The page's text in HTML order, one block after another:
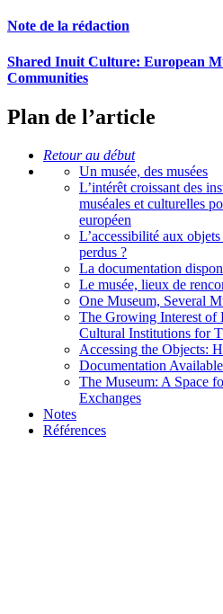
Note de la rédaction
Shared Inuit Culture: European
Communities
Plan de l’article
Retour au début
Un musée, des musées
L’intérêt croissant des
muséales et culturelles
européen
L’accessibilité aux
perdus ?
La documentation
Le musée, lieux de
One Museum, Several
The Growing Interest of
Cultural Institutions for
Accessing the Objects:
Documentation
The Museum: A Space
Exchanges
Notes
Références